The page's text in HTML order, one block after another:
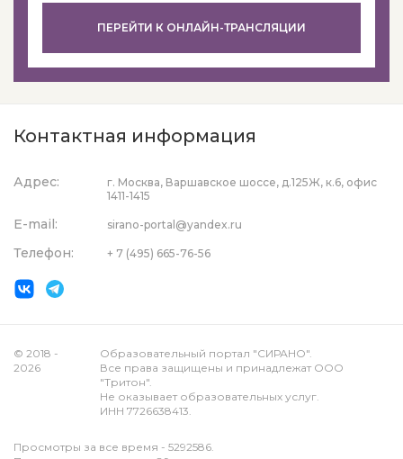
ПЕРЕЙТИ К ОНЛАЙН-ТРАНСЛЯЦИИ
Контактная информация
Адрес:
г. Москва, Варшавское шоссе, д.125Ж, к.6, офис
1411-1415
E-mail: sirano-portal@yandex.ru
Телефон: + 7 (495) 665-76-56
© 2018 -
2026
Образовательный портал "СИРАНО".
Все права защищены и принадлежат ООО
"Тритон".
Не оказывает образовательных услуг.
ИНН 7726638413.
Просмотры за все время - 5292586.